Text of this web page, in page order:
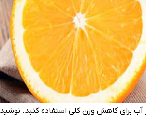
آب برای کاهش وزن کلی استفاده کنید.